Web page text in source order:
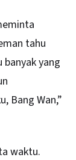
tahu
yang
Bang Wan,”
waktu.